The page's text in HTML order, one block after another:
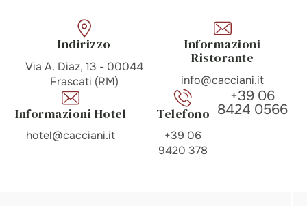
Indirizzo
Via A. Diaz, 13 - 00044
Frascati (RM)
Informazioni
Ristorante
info@cacciani.it
Informazioni Hotel
hotel@cacciani.it
Telefono
+39 06
9420 378
+39 06
8424 0566